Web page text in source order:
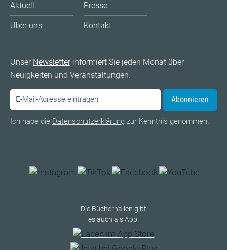
Aktuell
Über uns
Presse
Kontakt
Unser Newsletterinformiert Sie jeden Monat über
Neuigkeiten und Veranstaltungen.
Abonnieren
Ich habe die Datenschutzerklärung zur Kenntnis genommen.
Die Bücherhallen gibt
es auch als App!